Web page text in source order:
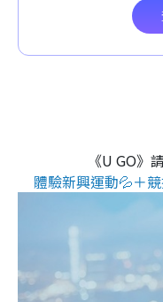
《U GO》
體驗新興運動💦＋